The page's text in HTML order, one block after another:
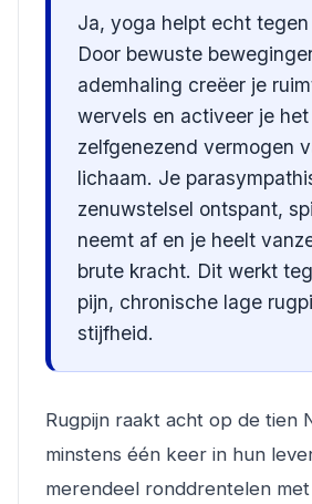
Ja, yoga helpt echt tegen
Door bewuste
ademhaling creëer je
wervels en activeer je het
zelfgenezend vermogen
lichaam. Je
zenuwstelsel ontspant,
neemt af en je heelt
brute kracht. Dit werkt
pijn, chronische lage
stijfheid.
Rugpijn raakt acht op de tien
minstens één keer in hun
merendeel ronddrentelen